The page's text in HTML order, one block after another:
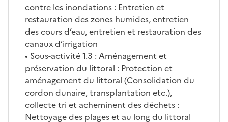
contre les inondations : Entretien et
restauration des zones humides, entretien
des cours d’eau, entretien et restauration des
canaux d’irrigation
• Sous-activité 1.3 : Aménagement et
préservation du littoral : Protection et
aménagement du littoral (Consolidation du
cordon dunaire, transplantation etc.),
collecte tri et acheminent des déchets :
Nettoyage des plages et au long du littoral